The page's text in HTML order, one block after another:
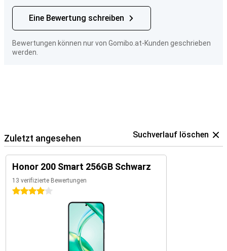
Eine Bewertung schreiben
Bewertungen können nur von Gomibo.at-Kunden geschrieben
werden.
Zuletzt angesehen Suchverlauf löschen
Honor 200 Smart 256GB Schwarz
13 verifizierte Bewertungen
4 Sterne